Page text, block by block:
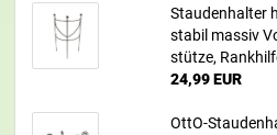
Stau­den­hal­ter
sta­bil mas­siv
stüt­ze,
24,99 EUR
OttO-​